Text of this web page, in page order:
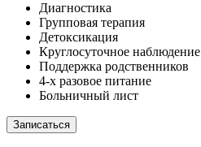
Диагностика
Групповая терапия
Детоксикация
Круглосуточное наблюдение
Поддержка родственников
4-х разовое питание
Больничный лист
Записаться